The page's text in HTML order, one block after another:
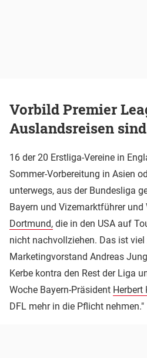
Vorbild Premier
Auslandsreisen
16 der 20 Erstliga-Vereine in
Sommer-Vorbereitung in Asien
unterwegs, aus der Bundesliga
Bayern und Vizemarktführer und
Dortmund, die in den USA auf
nicht nachvollziehen. Das ist
Marketingvorstand Andreas
Kerbe kontra den Rest der Liga
Woche Bayern-Präsident Herbert
DFL mehr in die Pflicht nehmen."